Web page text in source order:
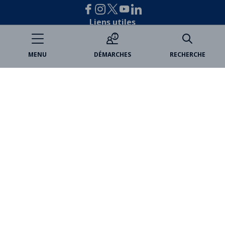
MENU DÉMARCHES RECHERCHE
Liens utiles
Je participe
Open data